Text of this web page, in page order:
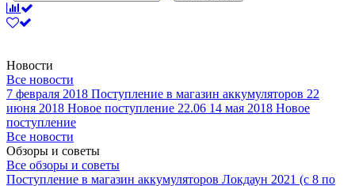
Новости
Все новости
7 февраля 2018 Поступление в магазин аккумуляторов 22
июня 2018 Новое поступление 22.06 14 мая 2018 Новое
поступление
Все новости
Обзоры и советы
Все обзоры и советы
Поступление в магазин аккумуляторов Локдаун 2021 (с 8 по